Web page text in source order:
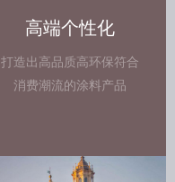
高端个性化
打造出高品质高环保符合
消费潮流的涂料产品